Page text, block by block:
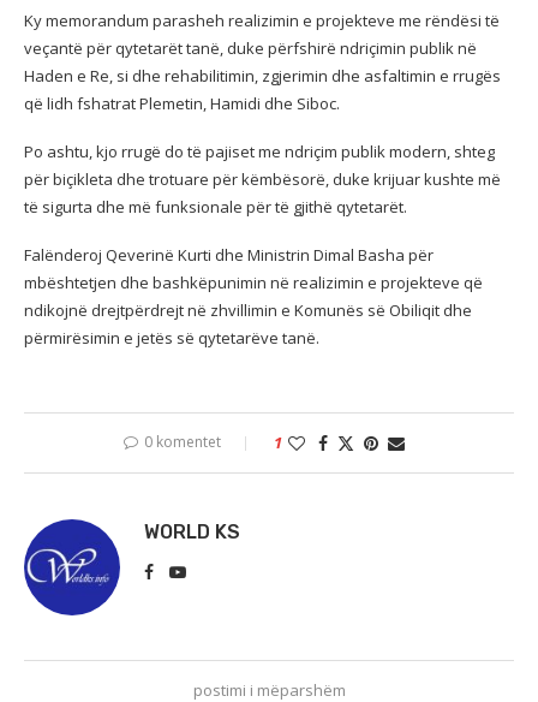
Ky memorandum parasheh realizimin e projekteve me rëndësi të
veçantë për qytetarët tanë, duke përfshirë ndriçimin publik në
Haden e Re, si dhe rehabilitimin, zgjerimin dhe asfaltimin e rrugës
që lidh fshatrat Plemetin, Hamidi dhe Siboc.
Po ashtu, kjo rrugë do të pajiset me ndriçim publik modern, shteg
për biçikleta dhe trotuare për këmbësorë, duke krijuar kushte më
të sigurta dhe më funksionale për të gjithë qytetarët.
Falënderoj Qeverinë Kurti dhe Ministrin Dimal Basha për
mbështetjen dhe bashkëpunimin në realizimin e projekteve që
ndikojnë drejtpërdrejt në zhvillimin e Komunës së Obiliqit dhe
përmirësimin e jetës së qytetarëve tanë.
0 komentet 1
WORLD KS
postimi i mëparshëm